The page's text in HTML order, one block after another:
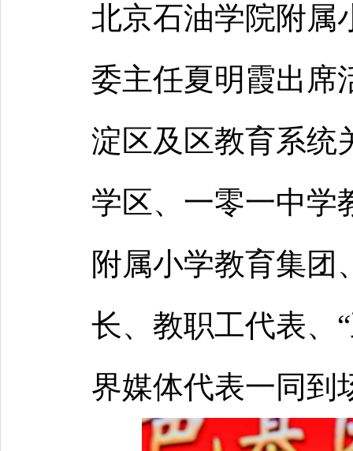
北京石油学院附属
委主任夏明霞出席
淀区及区教育系统
学区、一零一中学
附属小学教育集团
长、教职工代表、
界媒体代表一同到